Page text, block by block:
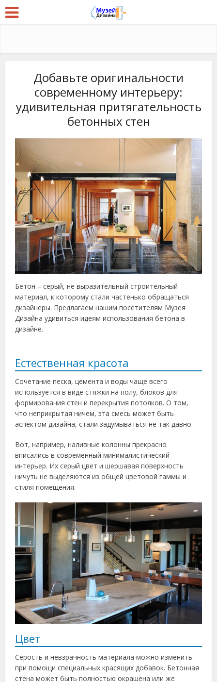
Добавьте оригинальности
современному интерьеру:
удивительная притягательность
бетонных стен
Бетон – серый, не выразительный строительный
материал, к которому стали частенько обращаться
дизайнеры. Предлагаем нашим посетителям Музея
Дизайна удивиться идеям использования бетона в
дизайне.
Естественная красота
Сочетание песка, цемента и воды чаще всего
используется в виде стяжки на полу, блоков для
формирования стен и перекрытия потолков. О том,
что неприкрытая ничем, эта смесь может быть
аспектом дизайна, стали задумываться не так давно.
Вот, например, наливные колонны прекрасно
вписались в современный минималистический
интерьер. Их серый цвет и шершавая поверхность
ничуть не выделяются из общей цветовой гаммы и
стиля помещения.
Цвет
Серость и невзрачность материала можно изменить
при помощи специальных красящих добавок. Бетонная
стена может быть полностью окрашена или же